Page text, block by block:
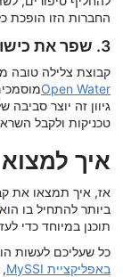
החברות הזו הופכת
3. שפר את כישוריך
קבוצת צלילה טובה
Open Water
גיוון זה יוצר
טכניקות ולקבל
איך
אז, איך תמצאו את
ביותר להתחיל בו הוא
תוכנן במיוחד כדי
כל שעליכם לעשות
באפליקציית MySSI